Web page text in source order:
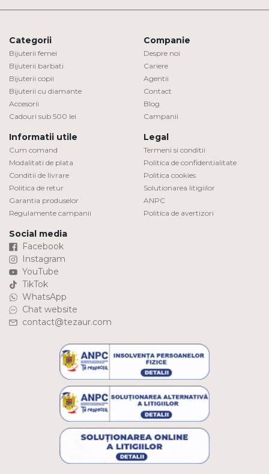
Categorii
Bijuterii femei
Bijuterii barbati
Bijuterii copii
Bijuterii cu diamante
Accesorii
Cadouri sub 500 lei
Companie
Despre noi
Cariere
Agentii
Contact
Blog
Campanii
Informatii utile
Cum comand
Modalitati de plata
Conditii de livrare
Politica de retur
Garantia produselor
Regulamente campanii
Legal
Termeni si conditii
Politica de confidentialitate
Politica cookies
Solutionarea litigiilor
ANPC
Politica de avertizori
Social media
Facebook
Instagram
YouTube
TikTok
WhatsApp
Chat website
contact@tezaur.com